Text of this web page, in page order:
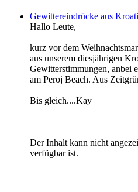
Gewittereindrücke aus
Hallo Leute,
kurz vor dem
aus unserem diesjährigen
Gewitterstimmungen, anbei
am Peroj Beach. Aus
Bis gleich....Kay
Der Inhalt kann nicht
verfügbar ist.